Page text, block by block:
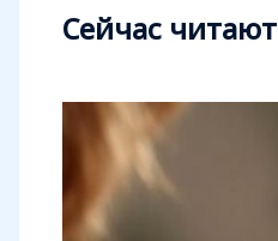
Сейчас читают